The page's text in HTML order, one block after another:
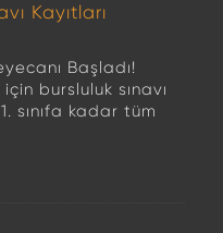
Kayıtları
Başladı!
bursluluk sınavı
sınıfa kadar tüm